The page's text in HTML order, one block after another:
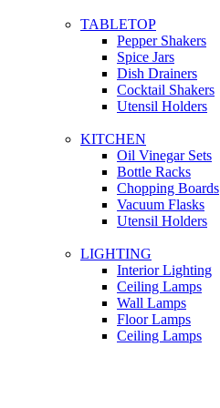
TABLETOP
Pepper Shakers
Spice Jars
Dish Drainers
Сocktail Shakers
Utensil Holders
KITCHEN
Oil Vinegar Sets
Bottle Racks
Chopping Boards
Vacuum Flasks
Utensil Holders
LIGHTING
Interior Lighting
Ceiling Lamps
Wall Lamps
Floor Lamps
Ceiling Lamps